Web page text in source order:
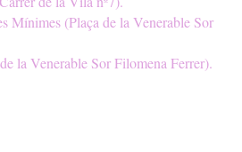
Mínimes (Plaça de la Venerable Sor
la Venerable Sor Filomena Ferrer).